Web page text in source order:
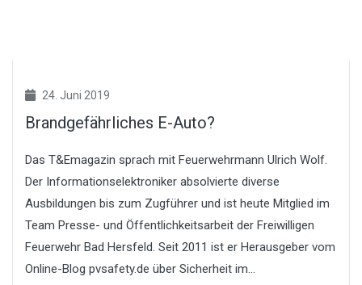
24. Juni 2019
Brandgefährliches E-Auto?
Das T&Emagazin sprach mit Feuerwehrmann Ulrich Wolf.
Der Informationselektroniker absolvierte diverse
Ausbildungen bis zum Zugführer und ist heute Mitglied im
Team Presse- und Öffentlichkeitsarbeit der Freiwilligen
Feuerwehr Bad Hersfeld. Seit 2011 ist er Herausgeber vom
Online-Blog pvsafety.de über Sicherheit im...